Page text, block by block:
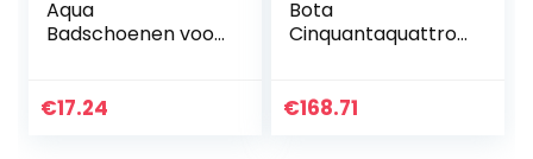
Aqua
Badschoenen voor
€17.24
Bota
Cinquantaquattro
wandelschoenen
€168.71